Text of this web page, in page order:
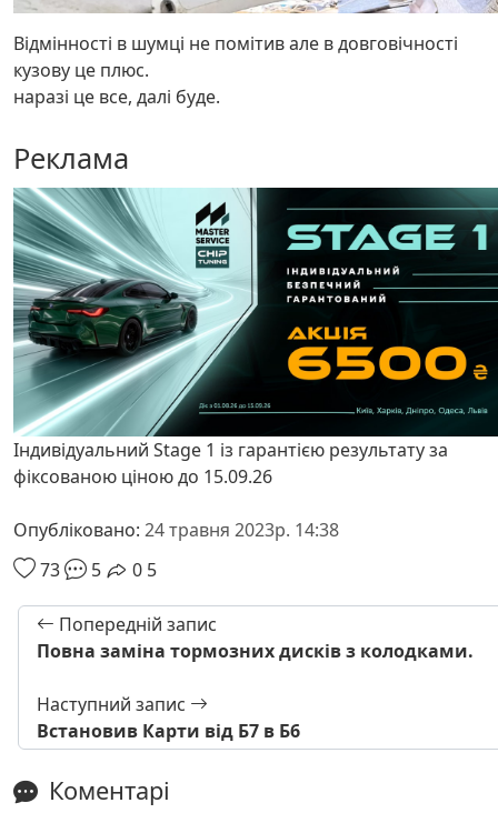
Відмінності в шумці не помітив але в довговічності
кузову це плюс.
наразі це все, далі буде.
Реклама
Індивідуальний Stage 1 із гарантією результату за
фіксованою ціною до 15.09.26
Опубліковано: 24 травня 2023р. 14:38
73
5 0 5
Попередній запис
Повна заміна тормозних дисків з колодками.
Наступний запис
Встановив Карти від Б7 в Б6
Коментарі